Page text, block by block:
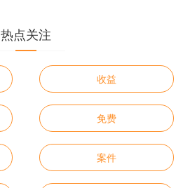
热点关注
收益
免费
案件